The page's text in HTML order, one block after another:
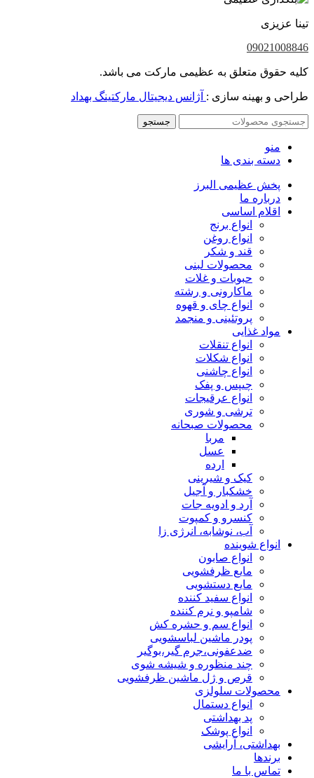
تینا عزیزی
09021008846
کلیه حقوق متعلق به عظیمی مارکت می باشد.
طراحی و بهینه سازی : آژانس دیجیتال مارکتینگ بهداد
جستجو
منو
دسته بندی ها
پخش عظیمی البرز
درباره ما
اقلام اساسی
انواع برنج
انواع روغن
قند و شکر
محصولات لبنی
حبوبات و غلات
ماکارونی و رشته
انواع چای و قهوه
پروتئینی و منجمد
مواد غذایی
انواع تنقلات
انواع شکلات
انواع چاشنی
چیپس و پفک
انواع عرقیجات
ترشی و شوری
محصولات صبحانه
مربا
عسل
ارده
کیک و شیرینی
خشکبار و آجیل
آرد و ادویه جات
کنسرو و کمپوت
آب، نوشابه، انرژی زا
انواع شوینده
انواع صابون
مایع ظرفشویی
مایع دستشویی
انواع سفید کننده
شامپو و نرم کننده
انواع سم و حشره کش
پودر ماشین لباسشویی
ضدعفونی،جرم گیر،بوگیر
چند منظوره و شیشه شوی
قرص و ژل ماشین ظرفشویی
محصولات سلولزی
انواع دستمال
پد بهداشتی
انواع پوشک
بهداشتی، آرایشی
برندها
تماس با ما